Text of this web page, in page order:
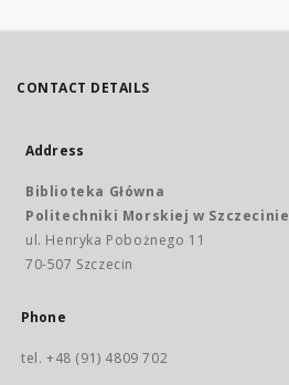
CONTACT DETAILS
Address
Biblioteka Główna
Politechniki Morskiej w Szczecinie
ul. Henryka Pobożnego 11
70-507 Szczecin
Phone
tel. +48 (91) 4809 702